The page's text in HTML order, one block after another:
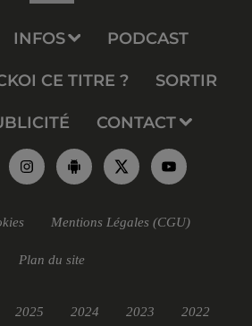
INFOS PODCAST
CE TITRE ? SORTIR
CONTACT
Mentions Légales (CGU)
Plan du site
2025 2024 2023 2022